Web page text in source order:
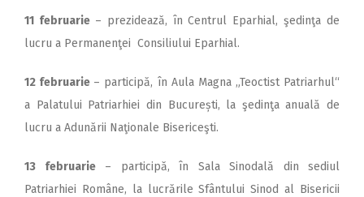
11 februarie – prezidează, în Centrul Eparhial, şedinţa de
lucru a Permanenţei Consiliului Eparhial.
12 februarie – participă, în Aula Magna „Teoctist Patriarhul“
a Palatului Patriarhiei din București, la şedinţa anuală de
lucru a Adunării Naţionale Bisericeşti.
13 februarie– participă, în Sala Sinodală din sediul
Patriarhiei Române, la lucrările Sfântului Sinod al Bisericii